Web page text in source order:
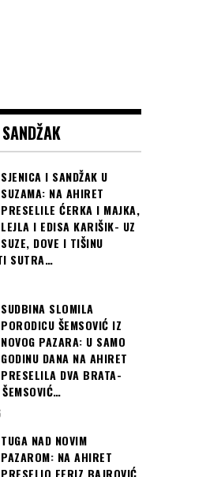
SANDŽAK
SJENICA I SANDŽAK U
SUZAMA: NA AHIRET
PRESELILE ĆERKA I MAJKA,
LEJLA I EDISA KARIŠIK- UZ
SUZE, DOVE I TIŠINU
SUTRA…
SUDBINA SLOMILA
PORODICU ŠEMSOVIĆ IZ
NOVOG PAZARA: U SAMO
GODINU DANA NA AHIRET
PRESELILA DVA BRATA-
TUGA NAD NOVIM
PAZAROM: NA AHIRET